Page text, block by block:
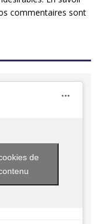
commentaires sont
de